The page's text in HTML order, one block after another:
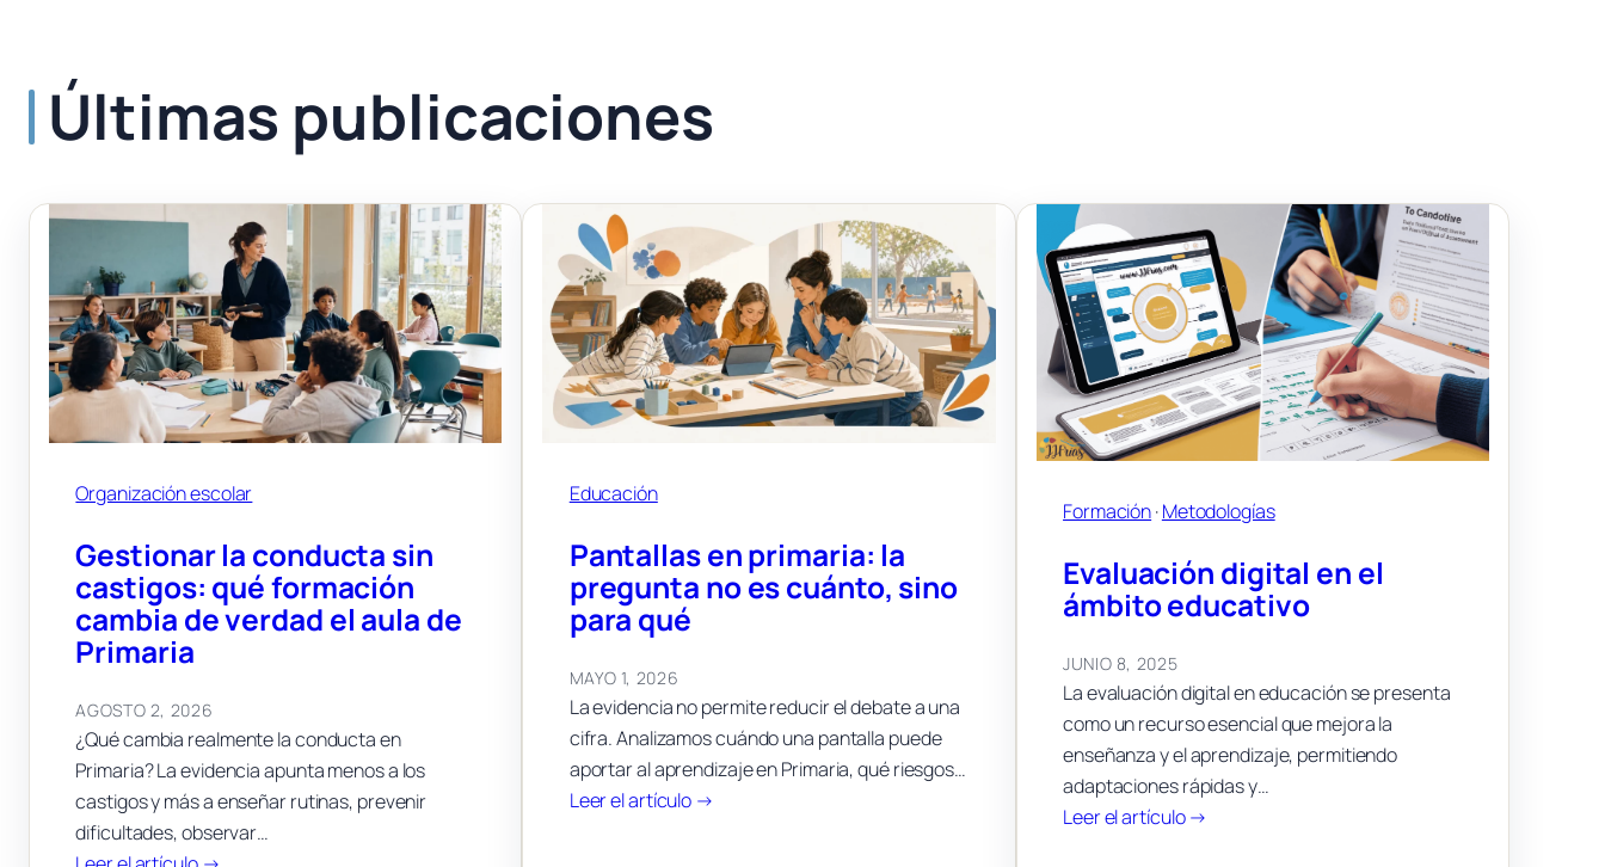
Últimas publicaciones
Organización escolar
Gestionar la conducta sin
castigos: qué formación
cambia de verdad el aula de
Primaria
AGOSTO 2, 2026
¿Qué cambia realmente la conducta en
Primaria? La evidencia apunta menos a los
castigos y más a enseñar rutinas, prevenir
dificultades, observar…
Educación
Pantallas en primaria: la
pregunta no es cuánto, sino
para qué
MAYO 1, 2026
La evidencia no permite reducir el debate a una
cifra. Analizamos cuándo una pantalla puede
aportar al aprendizaje en Primaria, qué riesgos…
Leer el artículo →
Formación · Metodologías
Evaluación digital en el
ámbito educativo
JUNIO 8, 2025
La evaluación digital en educación se presenta
como un recurso esencial que mejora la
enseñanza y el aprendizaje, permitiendo
adaptaciones rápidas y…
Leer el artículo →